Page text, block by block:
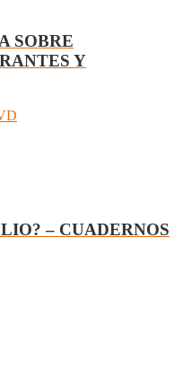
SOBRE
Y
– CUADERNOS